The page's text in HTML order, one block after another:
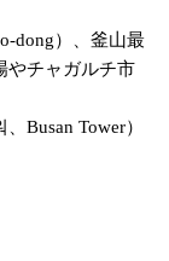
dong）、釜山最
やチャガルチ市
Busan Tower）